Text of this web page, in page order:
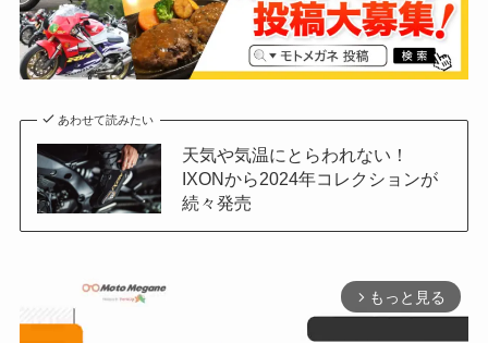
あわせて読みたい
天気や気温にとらわれない！
IXONから2024年コレクションが
続々発売
arrow_forward_ios もっと見る